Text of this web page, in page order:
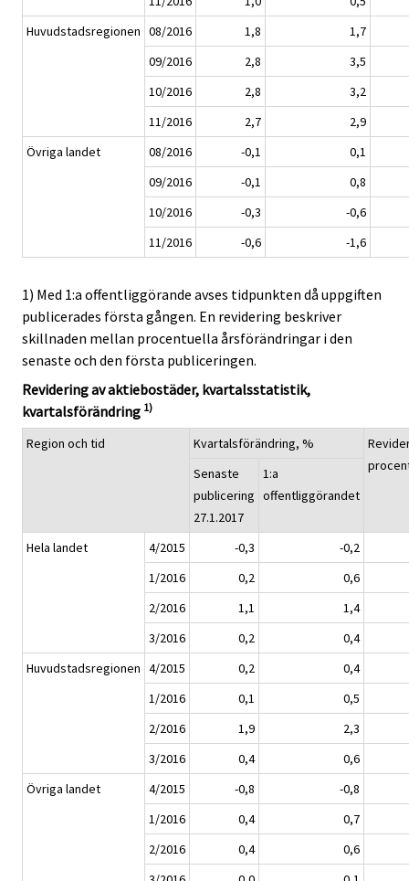
Huvudstadsregionen 08/2016 1,8
1,7
09/2016
2,8
3,5
10/2016
2,8
3,2
11/2016
2,7
2,9
Övriga landet
08/2016 -0,1
0,1
09/2016
-0,1
0,8
10/2016
-0,3
-0,6
11/2016
-0,6 -1,6
1) Med 1:a offentliggörande avses tidpunkten då uppgiften
publicerades första gången. En revidering beskriver
skillnaden mellan procentuella årsförändringar i den
senaste och den första publiceringen.
Revidering av aktiebostäder, kvartalsstatistik,
kvartalsförändring 1)
Region och tid Kvartalsförändring, %
Senaste
publicering
27.1.2017
1:a
offentliggörandet
Hela landet 4/2015 -0,3
-0,2
1/2016
0,2
0,6
2/2016
1,1
1,4
3/2016
0,2
0,4
Huvudstadsregionen 4/2015 0,2
0,4
1/2016
0,1
0,5
2/2016
1,9
2,3
3/2016
0,4
0,6
Övriga landet
4/2015 -0,8
-0,8
1/2016
0,4
0,7
2/2016
0,4
0,6